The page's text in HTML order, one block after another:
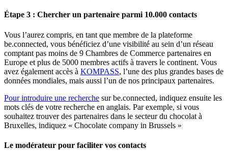
Étape 3 : Chercher un partenaire parmi 10.000 contacts
Vous l’aurez compris, en tant que membre de la plateforme
be.connected, vous bénéficiez d’une visibilité au sein d’un réseau
comptant pas moins de 9 Chambres de Commerce partenaires en
Europe et plus de 5000 membres actifs à travers le continent. Vous
avez également accès à KOMPASS, l’une des plus grandes bases de
données mondiales, mais aussi l’un de nos principaux partenaires.
Pour introduire une recherche sur be.connected, indiquez ensuite les
mots clés de votre recherche en anglais. Par exemple, si vous
souhaitez trouver des partenaires dans le secteur du chocolat à
Bruxelles, indiquez « Chocolate company in Brussels »
Le modérateur pour faciliter vos contacts